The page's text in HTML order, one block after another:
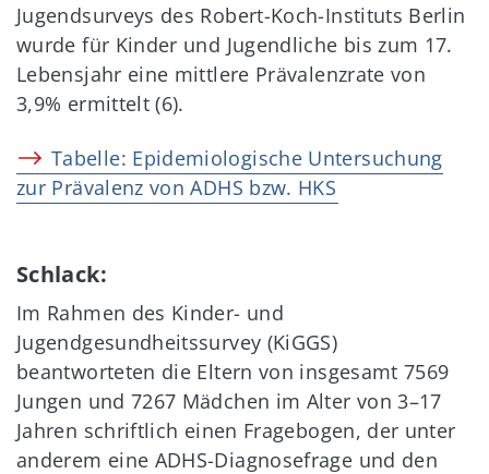
Jugendsurveys des Robert-Koch-Instituts Berlin
wurde für Kinder und Jugendliche bis zum 17.
Lebensjahr eine mittlere Prävalenzrate von
3,9% ermittelt (6).
Tabelle: Epidemiologische Untersuchung
zur Prävalenz von ADHS bzw. HKS
Schlack:
Im Rahmen des Kinder- und
Jugendgesundheitssurvey (KiGGS)
beantworteten die Eltern von insgesamt 7569
Jungen und 7267 Mädchen im Alter von 3–17
Jahren schriftlich einen Fragebogen, der unter
anderem eine ADHS-Diagnosefrage und den